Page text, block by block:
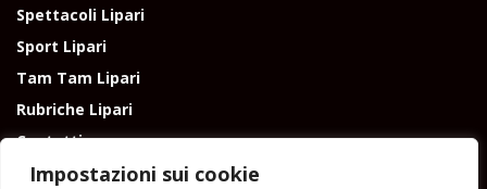
Impostazioni sui cookie
Spettacoli Lipari
Sport Lipari
Tam Tam Lipari
Rubriche Lipari
Contatti